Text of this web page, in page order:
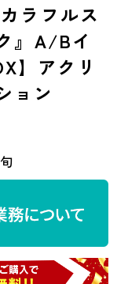
ラフルス
』A/Bイ
】アクリ
ョン